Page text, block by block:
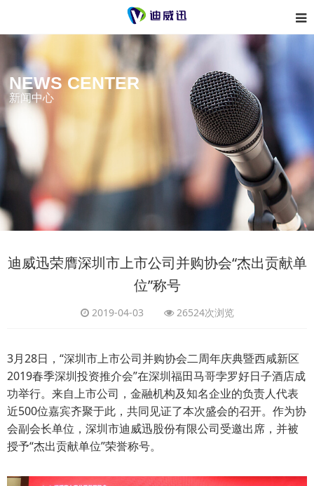
NEWS CENTER
新闻中心
迪威迅荣膺深圳市上市公司并购协会“杰出贡献单
位”称号
2019-04-03 26524次浏览
3月28日，“深圳市上市公司并购协会二周年庆典暨西咸新区
2019春季深圳投资推介会”在深圳福田马哥孛罗好日子酒店成
功举行。来自上市公司，金融机构及知名企业的负责人代表
近500位嘉宾齐聚于此，共同见证了本次盛会的召开。作为协
会副会长单位，深圳市迪威迅股份有限公司受邀出席，并被
授予“杰出贡献单位”荣誉称号。